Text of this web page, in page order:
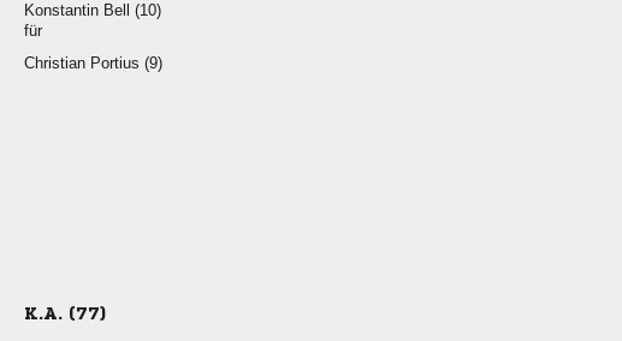
  
für
  
K.A. (77)